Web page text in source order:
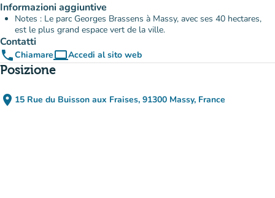
Informazioni aggiuntive
Notes : Le parc Georges Brassens à Massy, avec ses 40 hectares,
est le plus grand espace vert de la ville.
Contatti
phoneChiamarecomputerAccedi al sito web
(nuova scheda)
Posizione
place 15 Rue du Buisson aux Fraises, 91300 Massy, France
(apri in Google Maps)
(nuova scheda)